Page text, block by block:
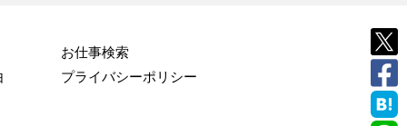
お仕事検索
プライバシーポリシー